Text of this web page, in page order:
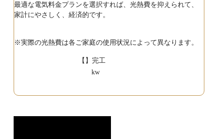
最適な電気料金プランを選択すれば、光熱費を抑えられて、
家計にやさしく、経済的です。
※実際の光熱費は各ご家庭の使用状況によって異なります。
【】完工
kw